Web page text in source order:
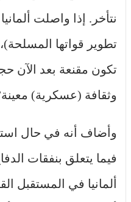
نتأخر. إذا واصلت
تطوير قواتها
تكون مقنعة بعد الآن
وثقافة (عسكرية)
وأضاف أنه في حال
فيما يتعلق بنفقات
ألمانيا في المستقبل